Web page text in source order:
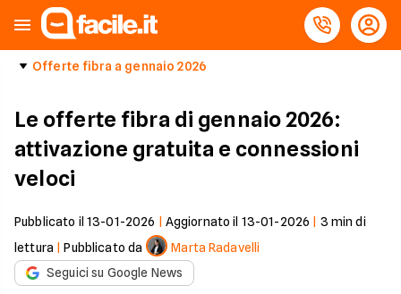
Offerte fibra a gennaio 2026
Le offerte fibra di gennaio 2026:
attivazione gratuita e connessioni
veloci
Pubblicato il 13-01-2026 Aggiornato il 13-01-2026 3 min di
lettura |Pubblicato da
Marta Radavelli
Seguici su Google News